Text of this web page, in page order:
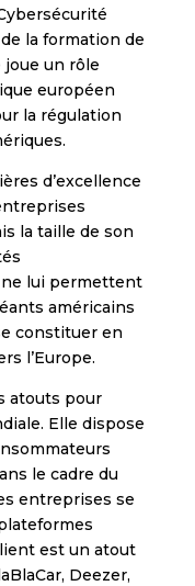
la formation de
joue un rôle
européen
la régulation
d’excellence
la taille de son
lui permettent
américains
constituer en
l’Europe.
atouts pour
Elle dispose
le cadre du
entreprises se
est un atout
Deezer,